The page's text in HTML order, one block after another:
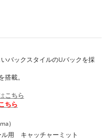
バックスタイルのUバックを採
搭載。
こちら
ちら
）
用 キャッチャーミット